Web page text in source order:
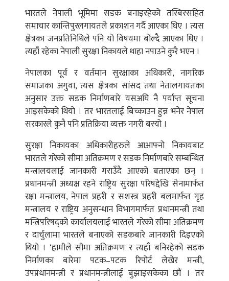
भारतले नेपाली भूमिमा सडक बनाइरहेको तस्बिरसहित
समाचार कान्तिपुरलगायतले प्रकाशन गर्दै आएका थिए । त्यस
क्षेत्रका जनप्रतिनिधिले पनि यो विषयमा बोल्दै आएका थिए ।
त्यहाँ रहेका नेपाली सुरक्षा निकायले थाहा नपाउने कुरै भएन ।
नेपालका पूर्व र वर्तमान सुरक्षाका अधिकारी, नागरिक
समाजका अगुवा, त्यस क्षेत्रका सांसद तथा नेतालगायतका
अनुसार उक्त सडक निर्माणबारे यसअघि नै पर्याप्त सूचना
आइसकेको थियो । तर भारतलाई बिच्काउन हुन्न भनेर नेपाल
सरकारले कुनै पनि प्रतिक्रिया व्यक्त नगरी बस्यो ।
सुरक्षा निकायका अधिकारीहरुले आआफ्नो निकायबाट
भारतले गरेको सीमा अतिक्रमण र सडक निर्माणबारे सम्बन्धित
मन्त्रालयलाई जानकारी गराउँदै आएको बताएका छन् ।
प्रधानमन्त्री अध्यक्ष रहने राष्ट्रिय सुरक्षा परिषद्देखि सेनामार्फत
रक्षा मन्त्रालय, नेपाल प्रहरी र सशस्त्र प्रहरी बलमार्फत गृह
मन्त्रालय र राष्ट्रिय अनुसन्धान विभागमार्फत प्रधानमन्त्री तथा
मन्त्रिपरिषद्को कार्यालयलाई भारतले गरेको सीमा अतिक्रमण
र दार्चुलामा भारतले बनाएको सडकबारे जानकारी दिइएको
थियो । ‘हामीले सीमा अतिक्रमण र त्यहाँ बनिरहेको सडक
निर्माणका बारेमा पटक–पटक रिपोर्ट लेखेर मन्त्री,
उपप्रधानमन्त्री र प्रधानमन्त्रीलाई बुझाइसकेका छौं । तर